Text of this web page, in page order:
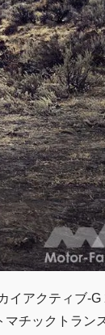
イアクティブ-G
チックトラン